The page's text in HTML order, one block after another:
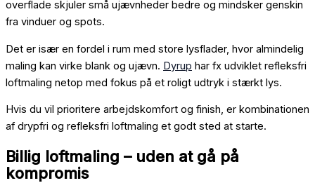
overflade skjuler små ujævnheder bedre og mindsker genskin
fra vinduer og spots.
Det er især en fordel i rum med store lysflader, hvor almindelig
maling kan virke blank og ujævn. Dyrup har fx udviklet refleksfri
loftmaling netop med fokus på et roligt udtryk i stærkt lys.
Hvis du vil prioritere arbejdskomfort og finish, er kombinationen
af drypfri og refleksfri loftmaling et godt sted at starte.
Billig loftmaling – uden at gå på
kompromis